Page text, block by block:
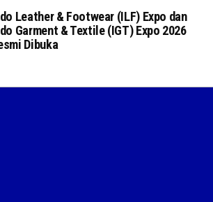
Leather & Footwear (ILF) Expo dan
Garment & Textile (IGT) Expo 2026
Dibuka